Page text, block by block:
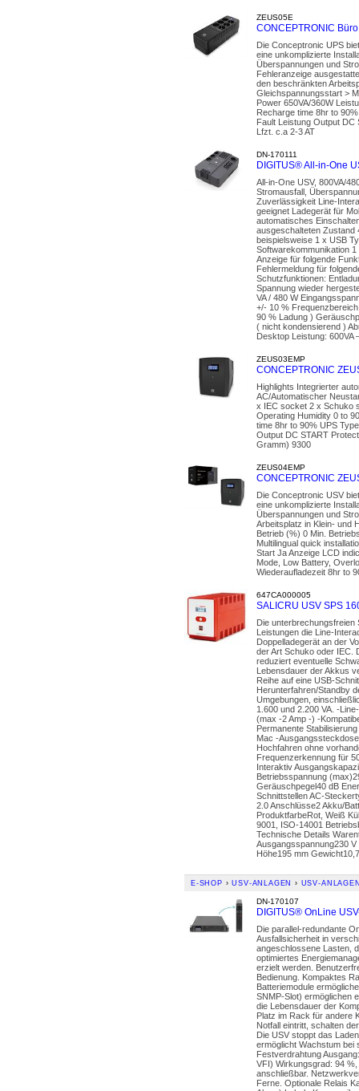
ZEUS05E
CONCEPTRONIC
Die Conceptronic UPS
eine unkomplizierte
Überspannungen und
Fehleranzeige
den beschränkten
Gleichspannungsstart >
Power 650VA/360W
Recharge time 8hr to
Fault Leistung Output DC
Lfzt. c.a 2-3 AT
DN-170111
DIGITUS® All-in-One
All-in-One USV, 800VA/
Stromausfall,
Zuverlässigkeit Line-
geeignet Ladegerät für
automatisches
ausgeschalteten Zustand
beispielsweise 1 x USB
Softwarekommunikation
Anzeige für folgende
Fehlermeldung für
Schutzfunktionen:
Spannung wieder
VA / 480 W
+/- 10 %
90 % Ladung )
( nicht kondensierend )
Desktop Leistung: 600VA
ZEUS03EMP
CONCEPTRONIC
Highlights Integrierter
AC/Automatischer
x IEC socket 2 x Schuko
Operating Humidity 0 to
time 8hr to 90% UPS
Output DC START
Gramm) 9300
ZEUS04EMP
CONCEPTRONIC
Die Conceptronic USV
eine unkomplizierte
Überspannungen und
Arbeitsplatz in Klein- und
Betrieb (%) 0 Min.
Multilingual quick
Start Ja Anzeige LCD
Mode, Low Battery,
Wiederaufladezeit 8hr to
647CA000005
SALICRU USV SPS
Die
Leistungen die Line-
Doppelladegerät an der
der Art Schuko oder IEC.
reduziert eventuelle
Lebensdauer der Akkus
Reihe auf eine USB-
Herunterfahren/Standby
Umgebungen,
1.600 und 2.200 VA. -
(max -2 Amp -) -
Permanente
Mac -
Hochfahren ohne
Frequenzerkennung für
Interaktiv
Betriebsspannung
Geräuschpegel40 dB
Schnittstellen AC-
2.0 Anschlüsse2 Akku/
ProduktfarbeRot, Weiß
9001, ISO-14001
Technische Details
Ausgangsspannung230
Höhe195 mm
E-SHOP › USV-ANLAGEN › USV-
DN-170107
DIGITUS® OnLine
Die parallel-redundante
Ausfallsicherheit in
angeschlossene Lasten,
optimiertes
erzielt werden.
Bedienung. Kompaktes
Batteriemodule
SNMP-Slot) ermöglichen
die Lebensdauer der
Platz im Rack für andere
Notfall eintritt, schalten
Die USV stoppt das
ermöglicht Wachstum bei
Festverdrahtung
VFI) Wirkungsgrad: 94
anschließbar.
Ferne. Optionale Relais